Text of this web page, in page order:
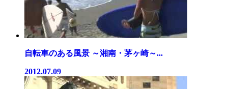
自転車のある風景 ～湘南・茅ヶ崎～...
2012.07.09